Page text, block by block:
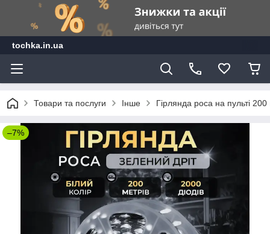
tochka.in.ua
Товари та послуги Інше Гірлянда роса на пульті
–7%